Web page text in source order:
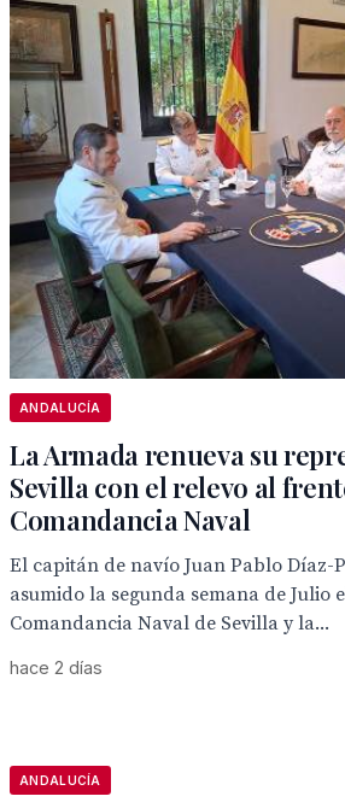
ANDALUCÍA
La Armada renueva su
Sevilla con el relevo al
Comandancia Naval
El capitán de navío Juan Pablo Díaz-
asumido la segunda semana de Julio
Comandancia Naval de Sevilla y la...
hace 2 días
ANDALUCÍA